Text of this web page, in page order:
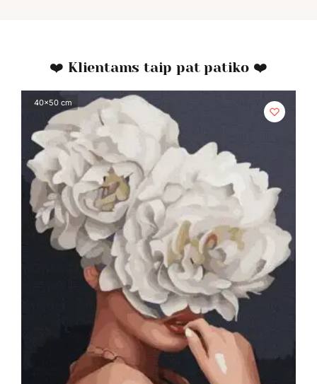
❤️ Klientams taip pat patiko ❤️
40x50 cm